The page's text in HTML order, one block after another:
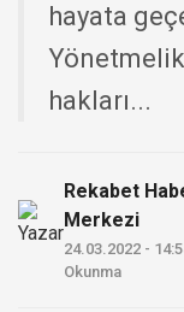
hayata
hakları...
Rekabet
Merkezi
24.03.2022 -
Okunma